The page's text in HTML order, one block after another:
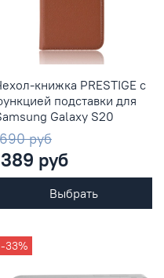
книжка PRESTIGE с
подставки для
Galaxy S20
руб
руб
Выбрать
-33%